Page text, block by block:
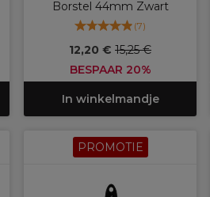
Borstel 44mm Zwart
(7)
12,20 € 15,25 €
BESPAAR 20%
In winkelmandje
PROMOTIE